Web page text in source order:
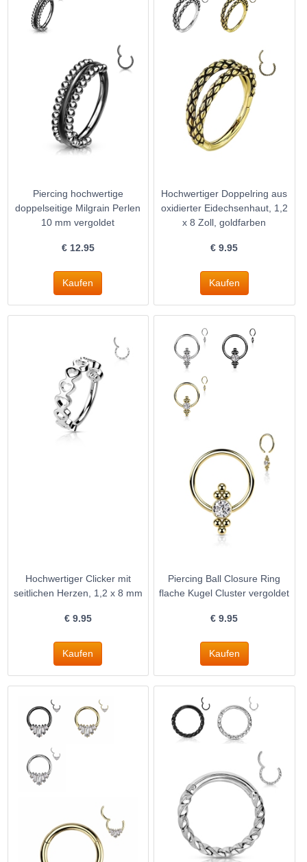
Piercing hochwertige
doppelseitige Milgrain Perlen
10 mm vergoldet
€ 12.95
Hochwertiger Doppelring aus
oxidierter Eidechsenhaut, 1,2
x 8 Zoll, goldfarben
€9.95
Hochwertiger Clicker mit
seitlichen Herzen, 1,2 x 8 mm
€ 9.95
Piercing Ball Closure Ring
flache Kugel Cluster vergoldet
€9.95